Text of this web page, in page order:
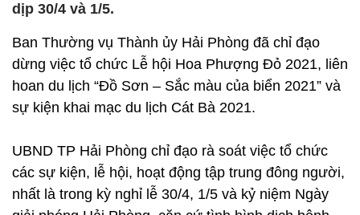
dịp 30/4 và 1/5.
Ban Thường vụ Thành ủy Hải Phòng đã chỉ đạo
dừng việc tổ chức Lễ hội Hoa Phượng Đỏ 2021, liên
hoan du lịch “Đồ Sơn – Sắc màu của biển 2021” và
sự kiện khai mạc du lịch Cát Bà 2021.
UBND TP Hải Phòng chỉ đạo rà soát việc tổ chức
các sự kiện, lễ hội, hoạt động tập trung đông người,
nhất là trong kỳ nghỉ lễ 30/4, 1/5 và kỷ niệm Ngày